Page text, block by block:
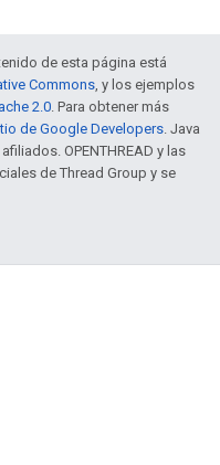
de esta página está
Commons, y los ejemplos
2.0. Para obtener más
de Google Developers. Java
OPENTHREAD y las
de Thread Group y se